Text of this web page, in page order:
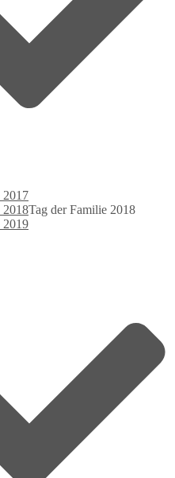
2017
2018Tag der Familie 2018
2019